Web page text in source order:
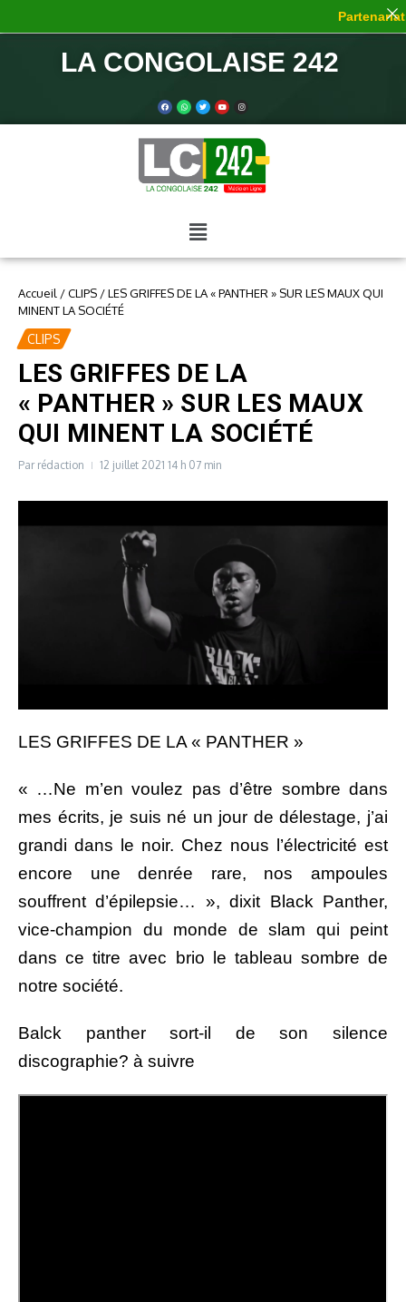
LA CONGOLAISE 242
Accueil /CLIPS /LES GRIFFES DE LA « PANTHER » SUR LES MAUX QUI
MINENT LA SOCIÉTÉ
CLIPS
LES GRIFFES DE LA
« PANTHER » SUR LES MAUX
QUI MINENT LA SOCIÉTÉ
Par rédaction 12 juillet 2021 14 h 07 min
LES GRIFFES DE LA « PANTHER »
« …Ne m’en voulez pas d’être sombre dans
mes écrits, je suis né un jour de délestage, j’ai
grandi dans le noir. Chez nous l’électricité est
encore une denrée rare, nos ampoules
souffrent d’épilepsie… », dixit Black Panther,
vice-champion du monde de slam qui peint
dans ce titre avec brio le tableau sombre de
notre société.
Balck panther sort-il de son silence
discographie? à suivre
Partenariat